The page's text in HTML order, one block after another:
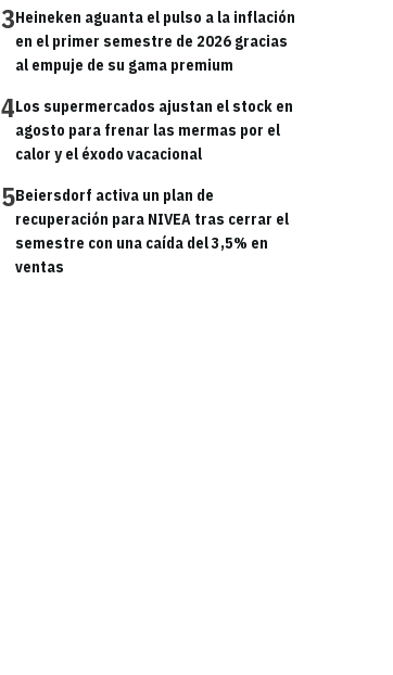
3Heineken aguanta el pulso a la inflación
en el primer semestre de 2026 gracias
al empuje de su gama premium
4Los supermercados ajustan el stock en
agosto para frenar las mermas por el
calor y el éxodo vacacional
5Beiersdorf activa un plan de
recuperación para NIVEA tras cerrar el
semestre con una caída del 3,5% en
ventas